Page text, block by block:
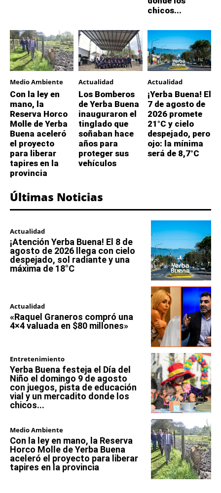
chicos...
Medio Ambiente
Con la ley en
mano, la
Reserva Horco
Molle de Yerba
Buena aceleró
el proyecto
para liberar
tapires en la
provincia
Actualidad
Los Bomberos
de Yerba Buena
inauguraron el
tinglado que
soñaban hace
años para
proteger sus
vehículos
Actualidad
¡Yerba Buena! El
7 de agosto de
2026 promete
21°C y cielo
despejado, pero
ojo: la mínima
será de 8,7°C
Últimas Noticias
Actualidad
¡Atención Yerba Buena! El 8 de
agosto de 2026 llega con cielo
despejado, sol radiante y una
máxima de 18°C
Actualidad
«Raquel Graneros compró una
4×4 valuada en $80 millones»
Entretenimiento
Yerba Buena festeja el Día del
Niño el domingo 9 de agosto
con juegos, pista de educación
vial y un mercadito donde los
chicos...
Medio Ambiente
Con la ley en mano, la Reserva
Horco Molle de Yerba Buena
aceleró el proyecto para liberar
tapires en la provincia